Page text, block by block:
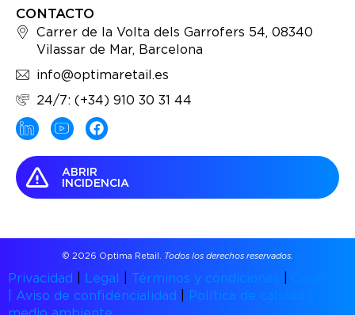
CONTACTO
Carrer de la Volta dels Garrofers 54, 08340
Vilassar de Mar, Barcelona
info@optimaretail.es
24/7: (+34) 910 30 31 44
ABRIR
INCIDENCIA
© 2026 Optima Retail. Todos los derechos reservados.
Privacidad Legal Términos y condiciones
Aviso de confidencialidad
Política de calidad y